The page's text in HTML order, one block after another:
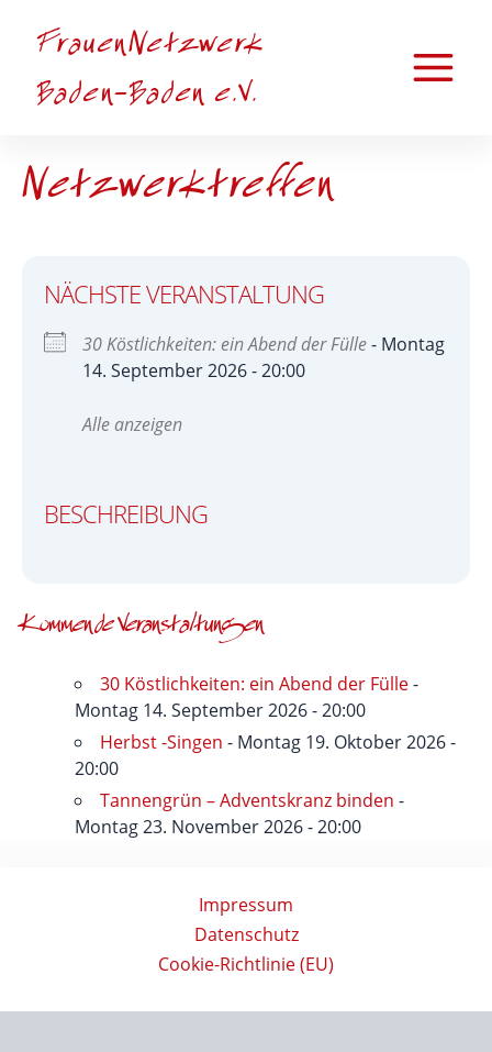
InhaltFrauenNetzwerk
Baden-Baden e.V.
Main
Netzwerktreffen
NÄCHSTE VERANSTALTUNG
30 Köstlichkeiten: ein Abend der Fülle- Montag
14. September 2026 - 20:00
Alle anzeigen
BESCHREIBUNG
Kommende Veranstaltungen
30 Köstlichkeiten: ein Abend der Fülle-
Montag 14. September 2026 - 20:00
Herbst -Singen - Montag 19. Oktober 2026 -
20:00
Tannengrün – Adventskranz binden -
Montag 23. November 2026 - 20:00
Impressum
Datenschutz
Cookie-Richtlinie (EU)